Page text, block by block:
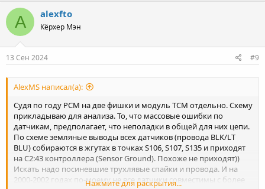
A alexfto
Кёрхер Мэн
13 Сен 2024 #9
AlexMS написал(а):
Судя по году PCM на две фишки и модуль TCM отдельно. Схему
прикладываю для анализа. То, что массовые ошибки по
датчикам, предполагает, что неполадки в общей для них цепи.
По схеме земляные выводы всех датчиков (провода BLK/LT
BLU) собираются в жгутах в точках S106, S107, S135 и приходят
на С2:43 контроллера (Sensor Ground). Похоже не приходят))
Искать надо посиневшие трухлявые спайки и провода. И на
2000-2002 годах по-моему не все датчики совместимы с более
Нажмите для раскрытия...